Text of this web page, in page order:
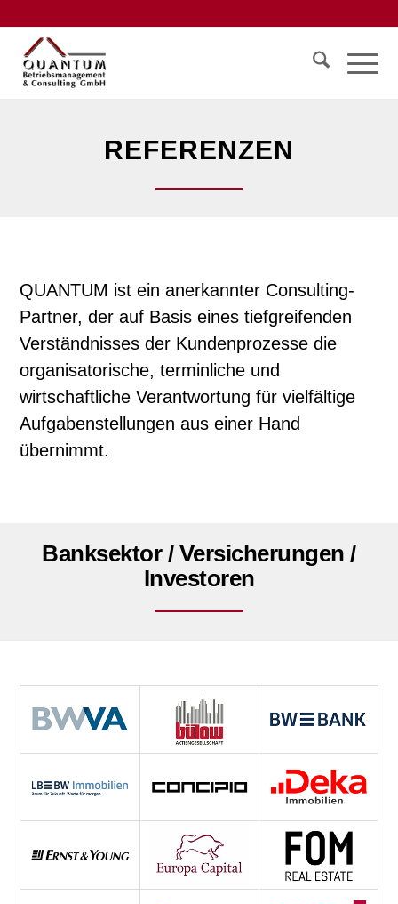
REFERENZEN
QUANTUM ist ein anerkannter Consulting-
Partner, der auf Basis eines tiefgreifenden
Verständnisses der Kundenprozesse die
organisatorische, terminliche und
wirtschaftliche Verantwortung für vielfältige
Aufgabenstellungen aus einer Hand
übernimmt.
Banksektor / Versicherungen /
Investoren